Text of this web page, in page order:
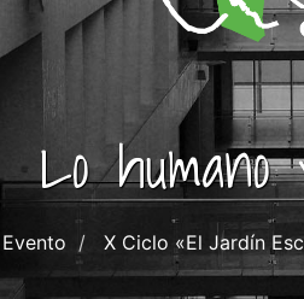
Lo humano
Evento X Ciclo «El Jardín